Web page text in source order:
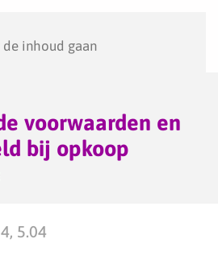
de inhoud gaan
voorwaarden en
bij opkoop
5.04